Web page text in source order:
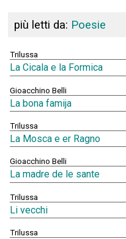
più letti da: Poesie
Trilussa
La Cicala e la Formica
Gioacchino Belli
La bona famija
Trilussa
La Mosca e er Ragno
Gioacchino Belli
La madre de le sante
Trilussa
Li vecchi
Trilussa